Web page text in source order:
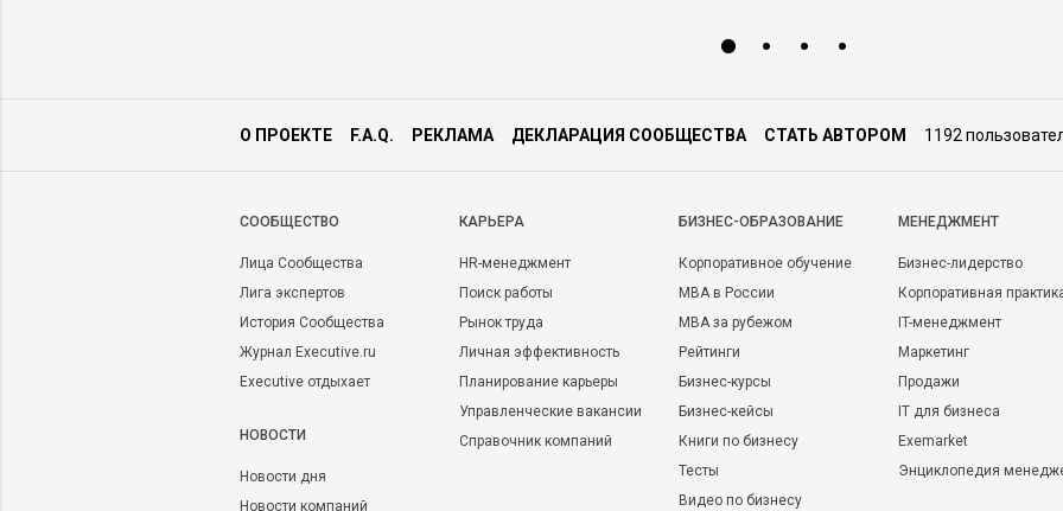
О ПРОЕКТЕ F.A.Q. РЕКЛАМА ДЕКЛАРАЦИЯ СООБЩЕСТВА СТАТЬ АВТОРОМ 1192
CООБЩЕСТВО
Лица Сообщества
Лига экспертов
История Сообщества
Журнал Executive.ru
Executive отдыхает
НОВОСТИ
Новости дня
Новости компаний
КАРЬЕРА
HR-менеджмент
Поиск работы
Рынок труда
Личная эффективность
Планирование карьеры
Управленческие вакансии
Справочник компаний
БИЗНЕС-ОБРАЗОВАНИЕ
Корпоративное обучение
MBA в России
MBA за рубежом
Рейтинги
Бизнес-курсы
Бизнес-кейсы
Книги по бизнесу
Тесты
Видео по бизнесу
МЕНЕДЖМЕНТ
Бизнес-лидерство
Корпоративная
IT-менеджмент
Маркетинг
Продажи
IT для бизнеса
Exemarket
Энциклопедия